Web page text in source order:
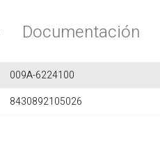
Documentación
009A-6224100
8430892105026